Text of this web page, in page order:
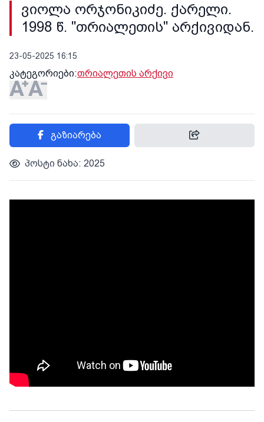
ვიოლა ორჯონიკიძე. ქარელი.
1998 წ. "თრიალეთის" არქივიდან.
23-05-2025 16:15
კატეგორიები:თრიალეთის არქივი
გაზიარება
პოსტი ნახა: 2025